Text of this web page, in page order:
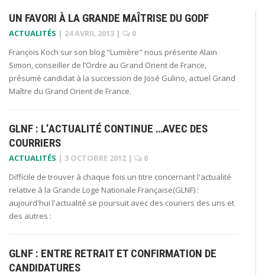
UN FAVORI À LA GRANDE MAÎTRISE DU GODF
ACTUALITÉS | 24 AVRIL 2013 |
0
François Koch sur son blog "Lumière" nous présente Alain
Simon, conseiller de l’Ordre au Grand Orient de France,
présumé candidat à la succession de José Gulino, actuel Grand
Maître du Grand Orient de France.
GLNF : L’ACTUALITÉ CONTINUE …AVEC DES
COURRIERS
ACTUALITÉS | 3 OCTOBRE 2012 |
0
Difficile de trouver à chaque fois un titre concernant l'actualité
relative à la Grande Loge Nationale Française(GLNF) :
aujourd'hui l'actualité se poursuit avec des couriers des uns et
des autres :
GLNF : ENTRE RETRAIT ET CONFIRMATION DE
CANDIDATURES